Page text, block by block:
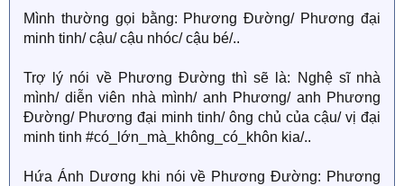
Mình thường gọi bằng: Phương Đường/ Phương đại
minh tinh/ cậu/ cậu nhóc/ cậu bé/..
Trợ lý nói về Phương Đường thì sẽ là: Nghệ sĩ nhà
mình/ diễn viên nhà mình/ anh Phương/ anh Phương
Đường/ Phương đại minh tinh/ ông chủ của cậu/ vị đại
minh tinh #có_lớn_mà_không_có_khôn kia/..
Hứa Ánh Dương khi nói về Phương Đường: Phương